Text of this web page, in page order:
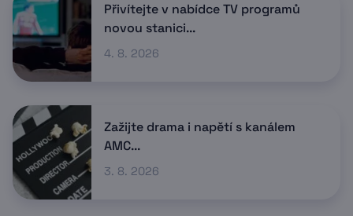
Přivítejte v nabídce TV programů
novou stanici...
4. 8. 2026
Zažijte drama i napětí s kanálem
AMC...
3. 8. 2026